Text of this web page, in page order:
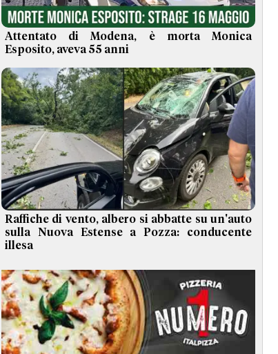
Attentato di Modena, è morta Monica
Esposito, aveva 55 anni
Raffiche di vento, albero si abbatte su un'auto
sulla Nuova Estense a Pozza: conducente
illesa